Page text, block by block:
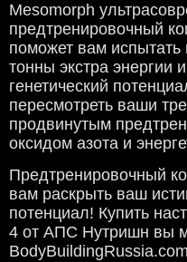
Mesomorph
предтренировочный
поможет вам
тонны экстра энергии
генетический
пересмотреть ваши
продвинутым
оксидом азота и
Предтренировочный
вам раскрыть ваш
потенциал! Купить
4 от АПС Нутришн вы